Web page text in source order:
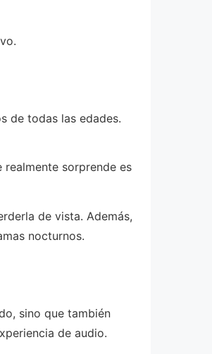
de todas las edades.
realmente sorprende es
de vista. Además,
nocturnos.
sino que también
de audio.